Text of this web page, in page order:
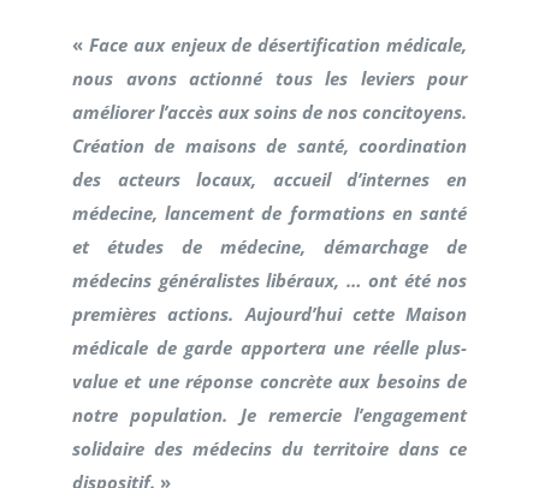
« Face aux enjeux de désertification médicale,
nous avons actionné tous les leviers pour
améliorer l’accès aux soins de nos concitoyens.
Création de maisons de santé, coordination
des acteurs locaux, accueil d’internes en
médecine, lancement de formations en santé
et études de médecine, démarchage de
médecins généralistes libéraux, … ont été nos
premières actions. Aujourd’hui cette Maison
médicale de garde apportera une réelle plus-
value et une réponse concrète aux besoins de
notre population. Je remercie l’engagement
solidaire des médecins du territoire dans ce
dispositif. »